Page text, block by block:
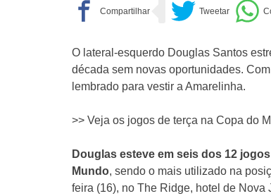
O lateral-esquerdo Douglas Santos
década sem novas oportunidades.
lembrado para vestir a Amarelinha.
>> Veja os jogos de terça na Copa do
Douglas esteve em seis dos 12
Mundo, sendo o mais utilizado na
feira (16), no The Ridge, hotel de